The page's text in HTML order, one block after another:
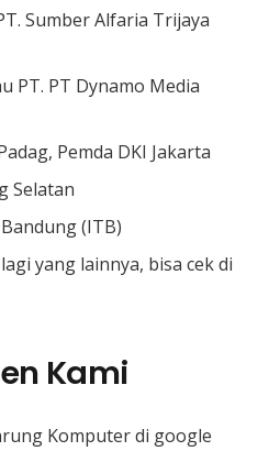
Sumber Alfaria Trijaya
PT. PT Dynamo Media
Pemda DKI Jakarta
Selatan
(ITB)
yang lainnya, bisa cek di
Kami
Komputer di google